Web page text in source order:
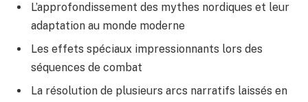
L’approfondissement des mythes nordiques et leur
adaptation au monde moderne
Les effets spéciaux impressionnants lors des
séquences de combat
La résolution de plusieurs arcs narratifs laissés en